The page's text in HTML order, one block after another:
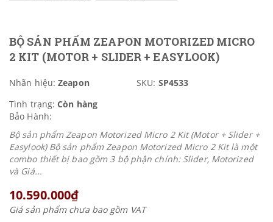
BỘ SẢN PHẨM ZEAPON MOTORIZED MICRO
2 KIT (MOTOR + SLIDER + EASYLOOK)
Nhãn hiệu: Zeapon SKU: SP4533
Tình trạng: Còn hàng
Bảo Hành:
Bộ sản phẩm Zeapon Motorized Micro 2 Kit (Motor + Slider +
Easylook) Bộ sản phẩm Zeapon Motorized Micro 2 Kit là một
combo thiết bị bao gồm 3 bộ phận chính: Slider, Motorized
và Giá...
10.590.000₫
Giá sản phẩm chưa bao gồm VAT